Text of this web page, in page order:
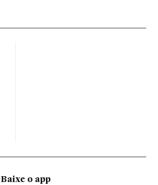
Baixe o app